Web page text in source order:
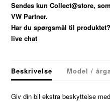
Sendes kun Collect@store,
VW Partner.
Har du spørgsmål til
live chat
Beskrivelse Model /
Giv din bil ekstra beskyttelse